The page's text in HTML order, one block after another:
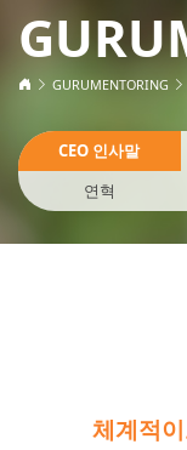
GURUMENTORING
CEO 인사말
연혁
체계적